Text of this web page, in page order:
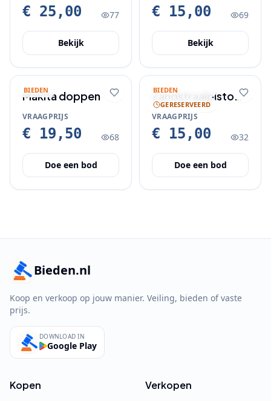
€ 25,00 77
Bekijk
mt 38
€ 15,00 69
Bekijk
BIEDEN
Makita doppen
VRAAGPRIJS
€ 19,50 68
Doe een bod
BIEDEN
GERESERVEERD
Zandstraalpistool
+ drukslang +
bandensetpomp
VRAAGPRIJS
€ 15,00 32
Doe een bod
Bieden.nl
Koop en verkoop op jouw manier. Veiling, bieden of vaste
prijs.
DOWNLOAD IN
Google Play
Kopen Verkopen